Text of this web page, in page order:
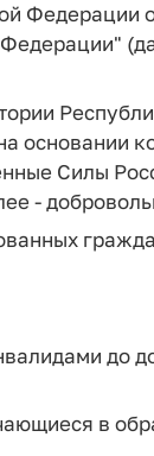
Федерации
основании
Силы
-
до
в